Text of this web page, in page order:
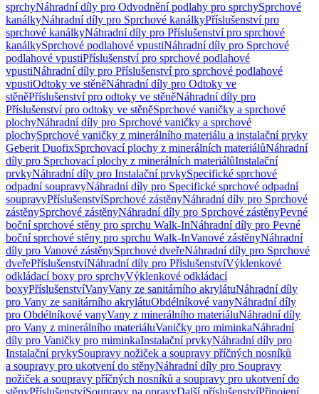
sprchyNáhradní díly pro Odvodnění podlahy pro sprchySprchové
kanálkyNáhradní díly pro Sprchové kanálkyPříslušenství pro
sprchové kanálkyNáhradní díly pro Příslušenství pro sprchové
kanálkySprchové podlahové vpustiNáhradní díly pro Sprchové
podlahové vpustiPříslušenství pro sprchové podlahové
vpustiNáhradní díly pro Příslušenství pro sprchové podlahové
vpustiOdtoky ve stěněNáhradní díly pro Odtoky ve
stěněPříslušenství pro odtoky ve stěněNáhradní díly pro
Příslušenství pro odtoky ve stěněSprchové vaničky a sprchové
plochyNáhradní díly pro Sprchové vaničky a sprchové
plochySprchové vaničky z minerálního materiálu a instalační prvky
Geberit DuofixSprchovací plochy z minerálních materiálůNáhradní
díly pro Sprchovací plochy z minerálních materiálůInstalační
prvkyNáhradní díly pro Instalační prvkySpecifické sprchové
odpadní soupravyNáhradní díly pro Specifické sprchové odpadní
soupravyPříslušenstvíSprchové zástěnyNáhradní díly pro Sprchové
zástěnySprchové zástěnyNáhradní díly pro Sprchové zástěnyPevné
boční sprchové stěny pro sprchu Walk-InNáhradní díly pro Pevné
boční sprchové stěny pro sprchu Walk-InVanové zástěnyNáhradní
díly pro Vanové zástěnySprchové dveřeNáhradní díly pro Sprchové
dveřePříslušenstvíNáhradní díly pro PříslušenstvíVýklenkové
odkládací boxy pro sprchyVýklenkové odkládací
boxyPříslušenstvíVanyVany ze sanitárního akrylátuNáhradní díly
pro Vany ze sanitárního akrylátuObdélníkové vanyNáhradní díly
pro Obdélníkové vanyVany z minerálního materiáluNáhradní díly
pro Vany z minerálního materiáluVaničky pro miminkaNáhradní
díly pro Vaničky pro miminkaInstalační prvkyNáhradní díly pro
Instalační prvkySoupravy nožiček a soupravy příčných nosníků
a soupravy pro ukotvení do stěnyNáhradní díly pro Soupravy
nožiček a soupravy příčných nosníků a soupravy pro ukotvení do
stěnyPříslušenstvíSoupravy na opravyDalší příslušenstvíPřipojení